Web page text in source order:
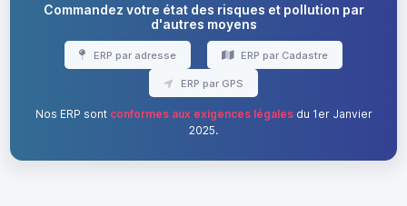
Commandez votre état des risques et pollution par
d'autres moyens
ERP par adresse ERP par Cadastre
ERP par GPS
Nos ERP sont conformes aux exigences légalesdu 1er Janvier
2025.